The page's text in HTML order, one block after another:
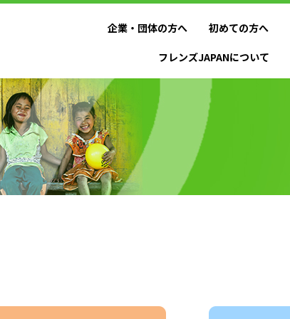
フレンズJAPANについて
企業・団体の方へ 初めての方へ